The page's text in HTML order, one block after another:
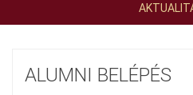
ALUMNI BELÉPÉS